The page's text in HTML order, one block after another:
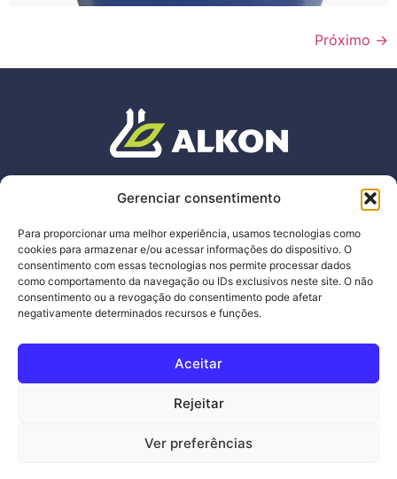
Gerenciar consentimento
Para proporcionar uma melhor experiência, usamos tecnologias como
cookies para armazenar e/ou acessar informações do dispositivo. O
consentimento com essas tecnologias nos permite processar dados
como comportamento da navegação ou IDs exclusivos neste site. O não
consentimento ou a revogação do consentimento pode afetar
negativamente determinados recursos e funções.
Aceitar
Rejeitar
Ver preferências
Próximo →
Av. Wilson Tavares Ribeiro, 465,
Contagem – Minas Gerais
CEP: 32.183 -680
alkon@alkon.com.br
+55 31 3441-8181
Termos de Uso e Politica de Privacidade